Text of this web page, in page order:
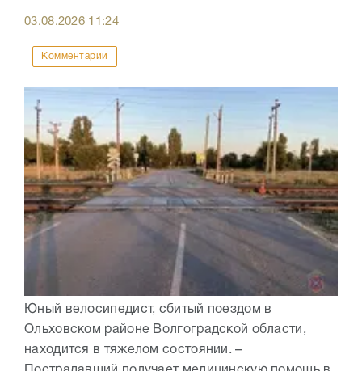
03.08.2026 11:24
Комментарии
Юный велосипедист, сбитый поездом в
Ольховском районе Волгоградской области,
находится в тяжелом состоянии. –